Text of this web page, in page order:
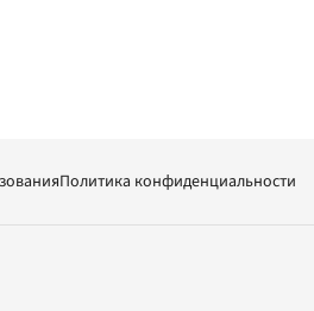
Политика конфиденциальности